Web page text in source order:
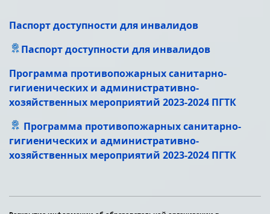
Паспорт доступности для инвалидов
Паспорт доступности для инвалидов
Программа противопожарных санитарно-
гигиенических и административно-
хозяйственных мероприятий 2023-2024 ПГТК
Программа противопожарных санитарно-
гигиенических и административно-
хозяйственных мероприятий 2023-2024 ПГТК